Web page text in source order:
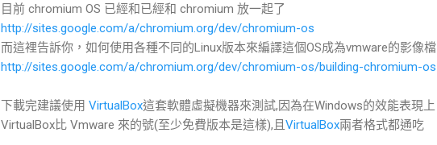
目前 chromium OS 已經和已經和 chromium 放一起了
http://sites.google.com/a/chromium.org/dev/chromium-os
而這裡告訴你，如何使用各種不同的Linux版本來編譯這個OS成為vmware的影像檔
http://sites.google.com/a/chromium.org/dev/chromium-os/building-chromium-os
下載完建議使用 VirtualBox這套軟體虛擬機器來測試,因為在Windows的效能表現上
VirtualBox比 Vmware 來的號(至少免費版本是這樣),且 VirtualBox兩者格式都通吃